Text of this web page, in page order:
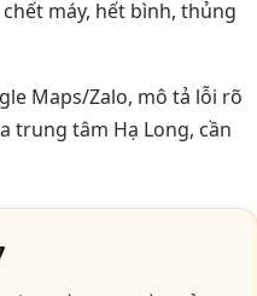
máy, hết bình, thủng
Maps/Zalo, mô tả lỗi rõ
trung tâm Hạ Long, cần